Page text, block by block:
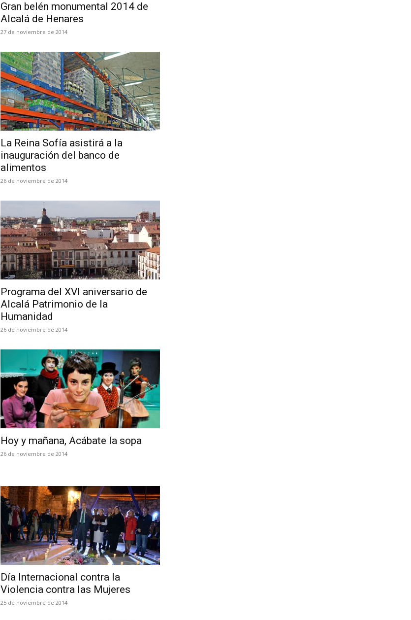
Gran belén monumental 2014 de
Alcalá de Henares
27 de noviembre de 2014
La Reina Sofía asistirá a la
inauguración del banco de
alimentos
26 de noviembre de 2014
Programa del XVI aniversario de
Alcalá Patrimonio de la
Humanidad
26 de noviembre de 2014
Hoy y mañana, Acábate la sopa
26 de noviembre de 2014
Día Internacional contra la
Violencia contra las Mujeres
25 de noviembre de 2014